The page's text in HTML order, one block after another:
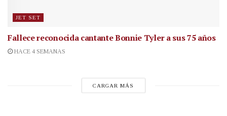
JET SET
Fallece reconocida cantanteBonnie Tyler a sus 75 años
HACE 4 SEMANAS
CARGAR MÁS